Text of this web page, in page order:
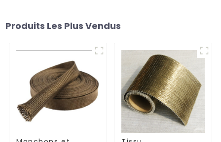
Produits Les Plus Vendus